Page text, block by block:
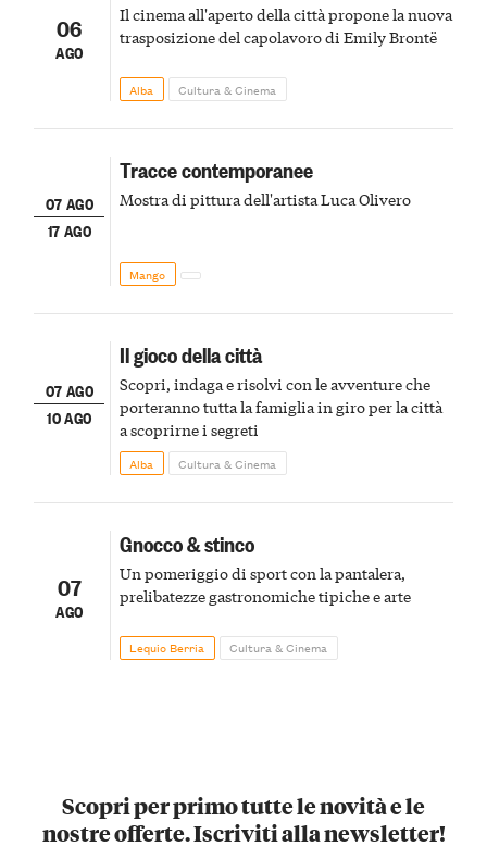
06
AGO
Il cinema all'aperto della città propone la nuova
trasposizione del capolavoro di Emily Brontë
Alba Cultura & Cinema
07 AGO
17 AGO
Tracce contemporanee
Mostra di pittura dell'artista Luca Olivero
Mango
07 AGO
10 AGO
Il gioco della città
Scopri, indaga e risolvi con le avventure che
porteranno tutta la famiglia in giro per la città
a scoprirne i segreti
Alba Cultura & Cinema
07
AGO
Gnocco & stinco
Un pomeriggio di sport con la pantalera,
prelibatezze gastronomiche tipiche e arte
Lequio Berria Cultura & Cinema
Scopri per primo tutte le novità e le
nostre offerte. Iscriviti alla newsletter!